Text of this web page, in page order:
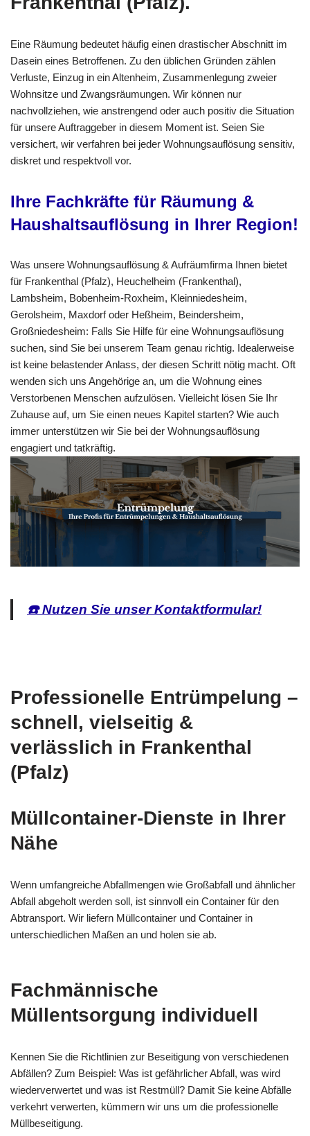
Eine Räumung bedeutet häufig einen drastischer Abschnitt im
Dasein eines Betroffenen. Zu den üblichen Gründen zählen
Verluste, Einzug in ein Altenheim, Zusammenlegung zweier
Wohnsitze und Zwangsräumungen. Wir können nur
nachvollziehen, wie anstrengend oder auch positiv die Situation
für unsere Auftraggeber in diesem Moment ist. Seien Sie
versichert, wir verfahren bei jeder Wohnungsauflösung sensitiv,
diskret und respektvoll vor.
Ihre Fachkräfte für Räumung &
Haushaltsauflösung in Ihrer Region!
Was unsere Wohnungsauflösung & Aufräumfirma Ihnen bietet
für Frankenthal (Pfalz), Heuchelheim (Frankenthal),
Lambsheim, Bobenheim-Roxheim, Kleinniedesheim,
Gerolsheim, Maxdorf oder Heßheim, Beindersheim,
Großniedesheim: Falls Sie Hilfe für eine Wohnungsauflösung
suchen, sind Sie bei unserem Team genau richtig. Idealerweise
ist keine belastender Anlass, der diesen Schritt nötig macht. Oft
wenden sich uns Angehörige an, um die Wohnung eines
Verstorbenen Menschen aufzulösen. Vielleicht lösen Sie Ihr
Zuhause auf, um Sie einen neues Kapitel starten? Wie auch
immer unterstützen wir Sie bei der Wohnungsauflösung
engagiert und tatkräftig.
☎️ Nutzen Sie unser Kontaktformular!
Professionelle Entrümpelung –
schnell, vielseitig &
verlässlich in Frankenthal
(Pfalz)
Müllcontainer-Dienste in Ihrer
Nähe
Wenn umfangreiche Abfallmengen wie Großabfall und ähnlicher
Abfall abgeholt werden soll, ist sinnvoll ein Container für den
Abtransport. Wir liefern Müllcontainer und Container in
unterschiedlichen Maßen an und holen sie ab.
Fachmännische
Müllentsorgung individuell
Kennen Sie die Richtlinien zur Beseitigung von verschiedenen
Abfällen? Zum Beispiel: Was ist gefährlicher Abfall, was wird
wiederverwertet und was ist Restmüll? Damit Sie keine Abfälle
verkehrt verwerten, kümmern wir uns um die professionelle
Müllbeseitigung.